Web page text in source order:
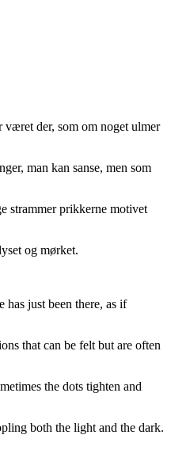
været der, som om noget ulmer
man kan sanse, men som
strammer prikkerne motivet
og mørket.
has just been there, as if
that can be felt but are often
the dots tighten and
both the light and the dark.